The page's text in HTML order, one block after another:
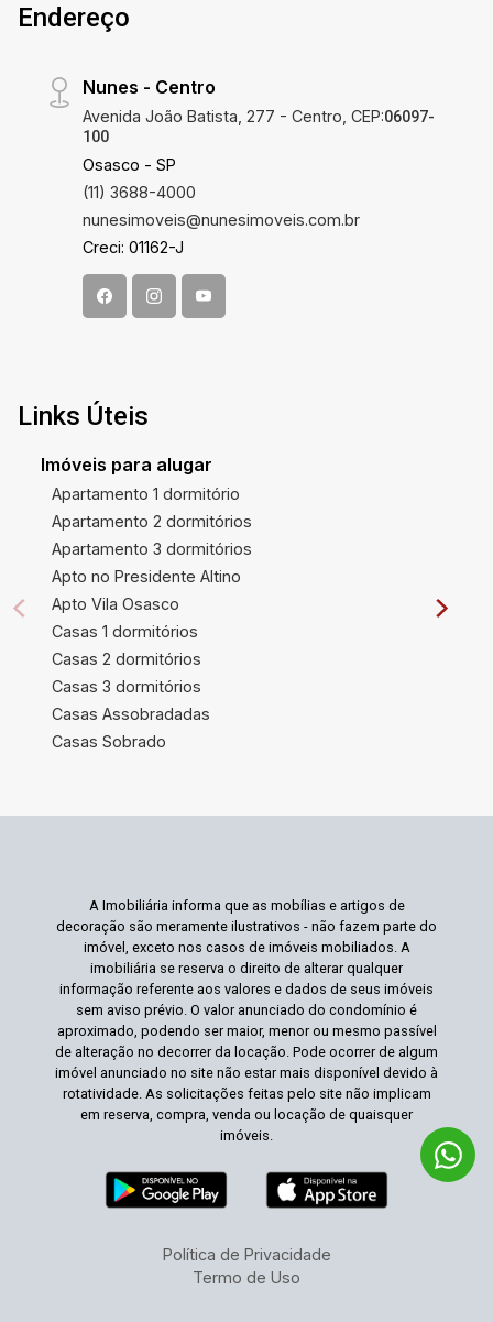
Endereço
Nunes - Centro
Avenida João Batista, 277 - Centro, CEP:06097-
100
Osasco - SP
(11) 3688-4000
nunesimoveis@nunesimoveis.com.br
Creci: 01162-J
Links Úteis
Imóveis para alugar
Apartamento 1 dormitório
Apartamento 2 dormitórios
Apartamento 3 dormitórios
Apto no Presidente Altino
Apto Vila Osasco
Casas 1 dormitórios
Casas 2 dormitórios
Casas 3 dormitórios
Casas Assobradadas
Casas Sobrado
A Imobiliária informa que as mobílias e artigos de
decoração são meramente ilustrativos - não fazem parte do
imóvel, exceto nos casos de imóveis mobiliados. A
imobiliária se reserva o direito de alterar qualquer
informação referente aos valores e dados de seus imóveis
sem aviso prévio. O valor anunciado do condomínio é
aproximado, podendo ser maior, menor ou mesmo passível
de alteração no decorrer da locação. Pode ocorrer de algum
imóvel anunciado no site não estar mais disponível devido à
rotatividade. As solicitações feitas pelo site não implicam
em reserva, compra, venda ou locação de quaisquer
imóveis.
Política de Privacidade
Termo de Uso